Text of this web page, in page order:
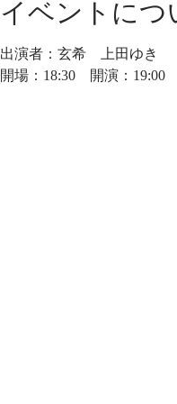
イベントにつ
出演者：玄希　上田ゆき
開場：18:30　開演：19:00